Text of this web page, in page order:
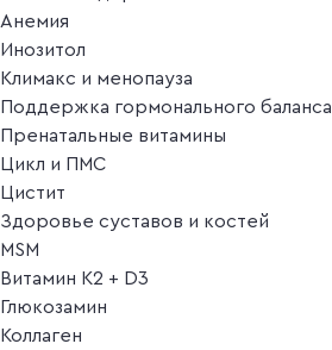
Анемия
Инозитол
Климакс и менопауза
Поддержка гормонального баланса
Пренатальные витамины
Цикл и ПМС
Цистит
Здоровье суставов и костей
MSM
Витамин K2 + D3
Глюкозамин
Коллаген